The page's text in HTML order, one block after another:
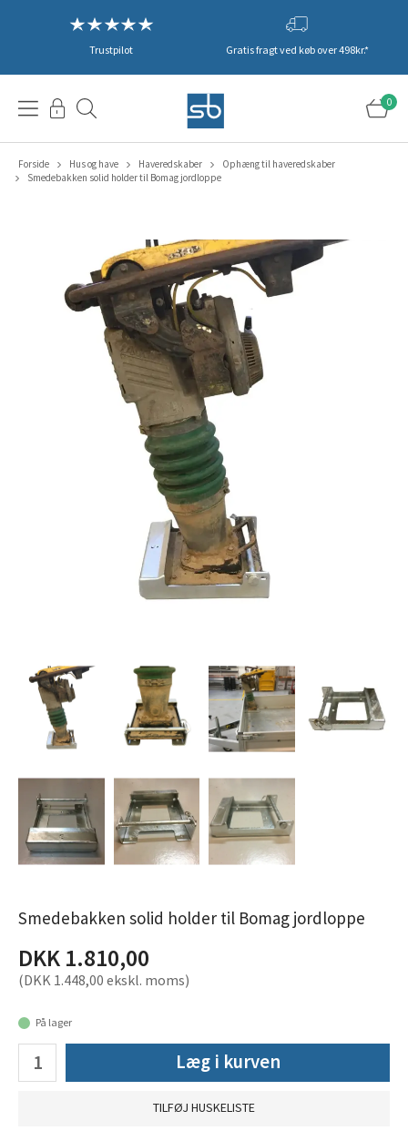
Trustpilot Gratis fragt ved køb over 498kr.*
0
Forside Hus og have Haveredskaber
Ophæng til haveredskaber
Smedebakken solid holder til Bomag jordloppe
Smedebakken solid holder til Bomag jordloppe
DKK 1.810,00
(DKK 1.448,00 ekskl. moms)
På lager
Læg i kurven
TILFØJ HUSKELISTE